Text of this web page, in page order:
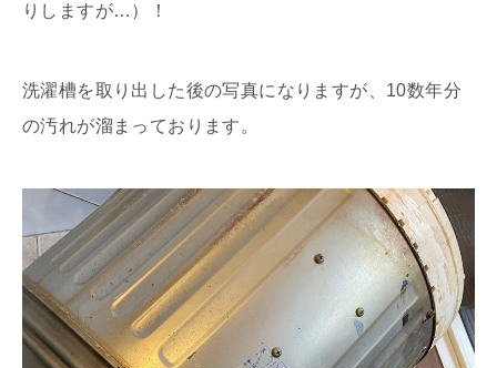
りしますが…）！
洗濯槽を取り出した後の写真になりますが、10数年分
の汚れが溜まっております。